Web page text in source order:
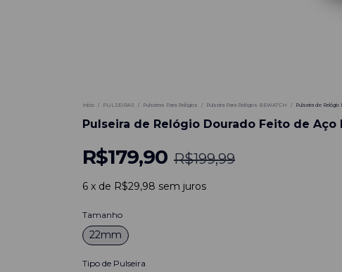
Início / PULSEIRAS / Pulseiras Para Relógios / Pulseira Para Relógios BEWATCH / Pulseira de
Pulseira de Relógio Dourado Feito de
R$179,90 R$199,99
6 x de R$29,98 sem juros
Tamanho
22mm
Tipo de Pulseira